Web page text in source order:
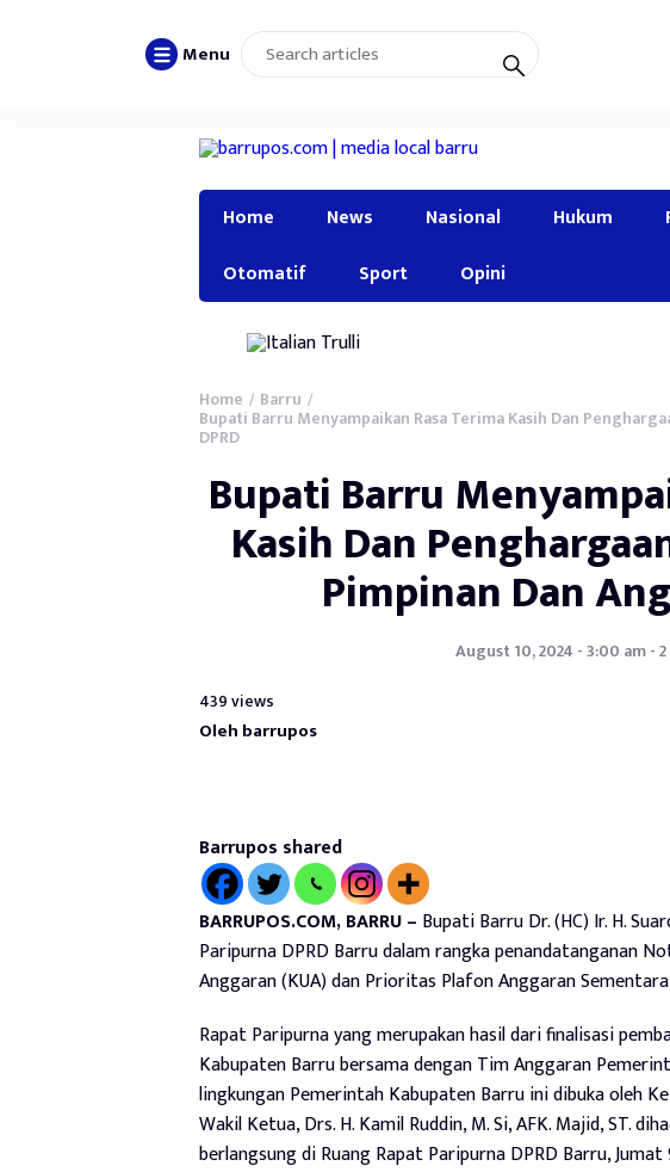
Menu
Home News Nasional Hukum
Otomatif
Sport Opini
Home / Barru /
Bupati Barru Menyampaikan Rasa Terima Kasih Dan
DPRD
Bupati Barru
Kasih Dan
Pimpinan Dan
August 10, 2024 - 3:00 am -
439 views
Oleh barrupos
Barrupos shared
BARRUPOS.COM, BARRU – Bupati Barru Dr. (HC) Ir. H.
Paripurna DPRD Barru dalam rangka penandatanganan
Anggaran (KUA) dan Prioritas Plafon Anggaran
Rapat Paripurna yang merupakan hasil dari finalisasi
Kabupaten Barru bersama dengan Tim Anggaran
lingkungan Pemerintah Kabupaten Barru ini dibuka oleh
Wakil Ketua, Drs. H. Kamil Ruddin, M. Si, AFK. Majid, ST.
berlangsung di Ruang Rapat Paripurna DPRD Barru,